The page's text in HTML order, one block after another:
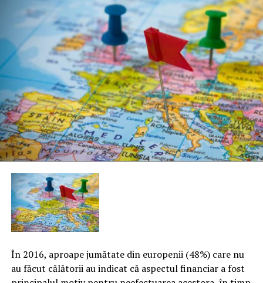
În 2016, aproape jumătate din europenii (48%) care nu
au făcut călătorii au indicat că aspectul financiar a fost